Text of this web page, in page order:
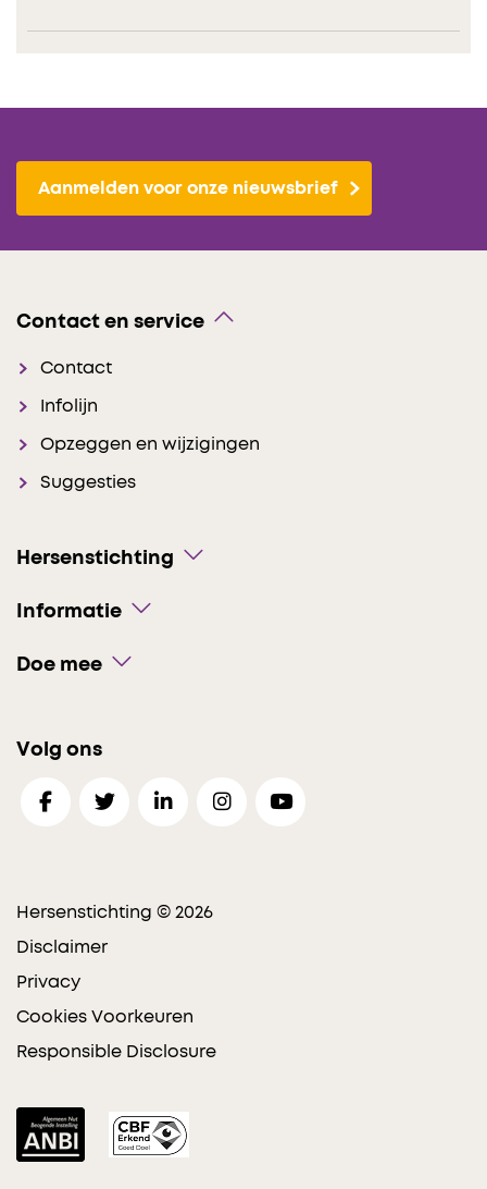
Aanmelden voor onze nieuwsbrief
Contact en service
Contact
Infolijn
Opzeggen en wijzigingen
Suggesties
Hersenstichting
Informatie
Doe mee
Volg ons
Hersenstichting © 2026
Disclaimer
Privacy
Cookies Voorkeuren
Responsible Disclosure